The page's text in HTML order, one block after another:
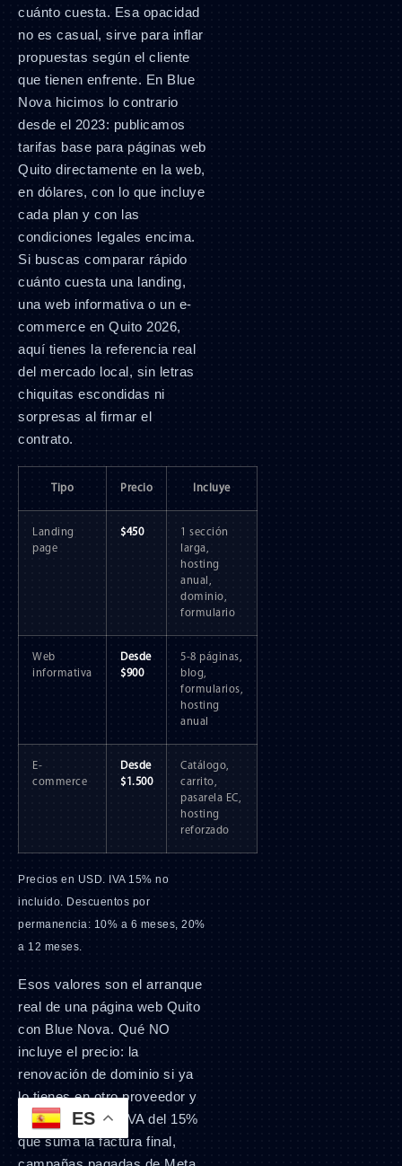
cuánto cuesta. Esa opacidad
no es casual, sirve para inflar
propuestas según el cliente
que tienen enfrente. En Blue
Nova hicimos lo contrario
desde el 2023: publicamos
tarifas base para páginas web
Quito directamente en la web,
en dólares, con lo que incluye
cada plan y con las
condiciones legales encima.
Si buscas comparar rápido
cuánto cuesta una landing,
una web informativa o un e-
commerce en Quito 2026,
aquí tienes la referencia real
del mercado local, sin letras
chiquitas escondidas ni
sorpresas al firmar el
contrato.
Tipo Precio Incluye
Landing
page
$450
1 sección
larga,
hosting
anual,
dominio,
formulario
Web
informativa
Desde
$900
5-8 páginas,
blog,
formularios,
hosting
anual
E-
commerce
Desde
$1.500
Catálogo,
carrito,
pasarela EC,
hosting
reforzado
Precios en USD. IVA 15% no
incluido. Descuentos por
permanencia: 10% a 6 meses, 20%
a 12 meses.
Esos valores son el arranque
real de una página web Quito
con Blue Nova. Qué NO
incluye el precio: la
renovación de dominio si ya
lo tienes en otro proveedor y
toca migrarlo, el IVA del 15%
que suma la factura final,
ES